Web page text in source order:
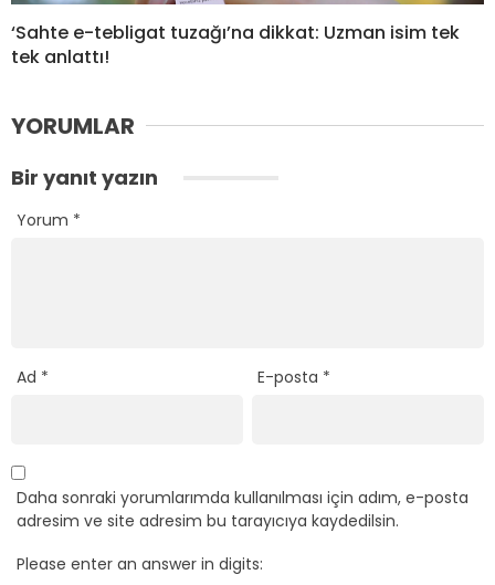
‘Sahte e-tebligat tuzağı’na dikkat: Uzman isim tek
tek anlattı!
YORUMLAR
Bir yanıt yazın
Yorum *
Ad * E-posta *
Daha sonraki yorumlarımda kullanılması için adım, e-posta
adresim ve site adresim bu tarayıcıya kaydedilsin.
Please enter an answer in digits: